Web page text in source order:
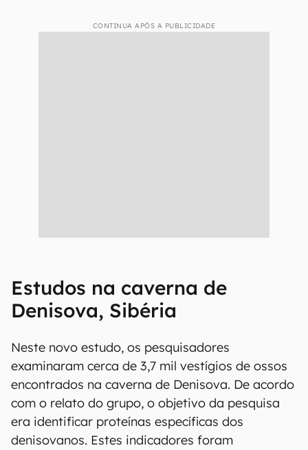
CONTINUA APÓS A PUBLICIDADE
Estudos na caverna de
Denisova, Sibéria
Neste novo estudo, os pesquisadores
examinaram cerca de 3,7 mil vestígios de ossos
encontrados na caverna de Denisova. De acordo
com o relato do grupo, o objetivo da pesquisa
era identificar proteínas específicas dos
denisovanos. Estes indicadores foram